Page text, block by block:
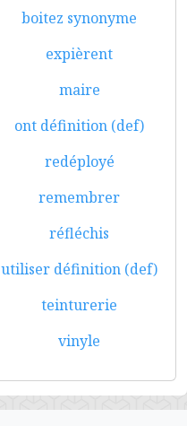
boitez synonyme
expièrent
maire
ont définition (def)
redéployé
remembrer
réfléchis
utiliser définition (def)
teinturerie
vinyle